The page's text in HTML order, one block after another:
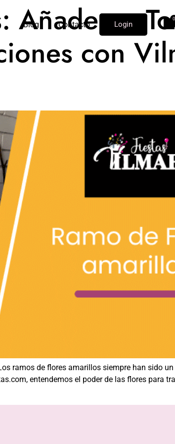
Blog Contacto Login
Añade un
con
ramos de flores amarillos siempre han sido
entendemos el poder de las flores para